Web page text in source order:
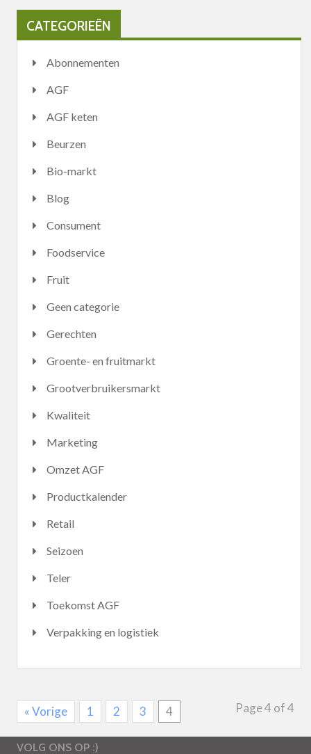
CATEGORIEËN
Abonnementen
AGF
AGF keten
Beurzen
Bio-markt
Blog
Consument
Foodservice
Fruit
Geen categorie
Gerechten
Groente- en fruitmarkt
Grootverbruikersmarkt
Kwaliteit
Marketing
Omzet AGF
Productkalender
Retail
Seizoen
Teler
Toekomst AGF
Verpakking en logistiek
« Vorige 1 2 3 4 Page 4 of 4
VOLG ONS OP :)